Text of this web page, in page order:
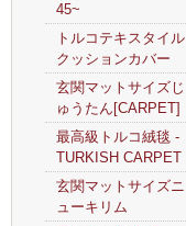
45~
トルコテキスタイル
クッションカバー
玄関マットサイズじ
ゅうたん[CARPET]
最高級トルコ絨毯 -
TURKISH CARPET
玄関マットサイズニ
ューキリム